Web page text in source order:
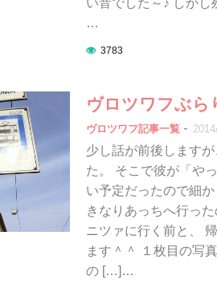
い音でした～♪ しか
…
3783
ヴロツワフぶら
ヴロツワフ記事一覧 -
少し話が前後します
た。 そこで彼が「や
い予定だったので細
きなりあっちへ行っ
ニツァに行く前と、
ます＾＾ １枚目の写
の […]…